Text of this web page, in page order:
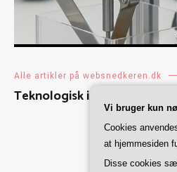
Alle artikler på websnedkeren.dk
Teknologisk innovation i
Vi bruger kun
Cookies
at hjemmesiden
Disse cookies